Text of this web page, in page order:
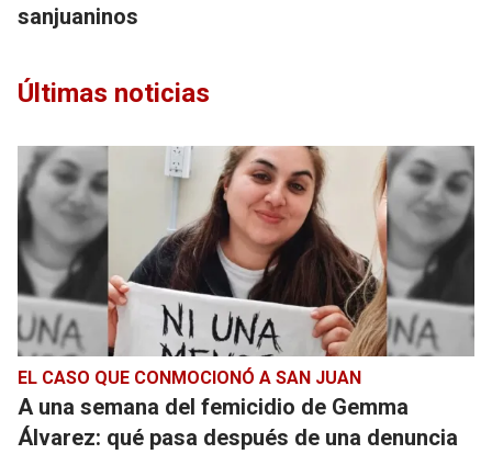
sanjuaninos
Últimas noticias
EL CASO QUE CONMOCIONÓ A SAN JUAN
A una semana del femicidio de Gemma
Álvarez: qué pasa después de una denuncia